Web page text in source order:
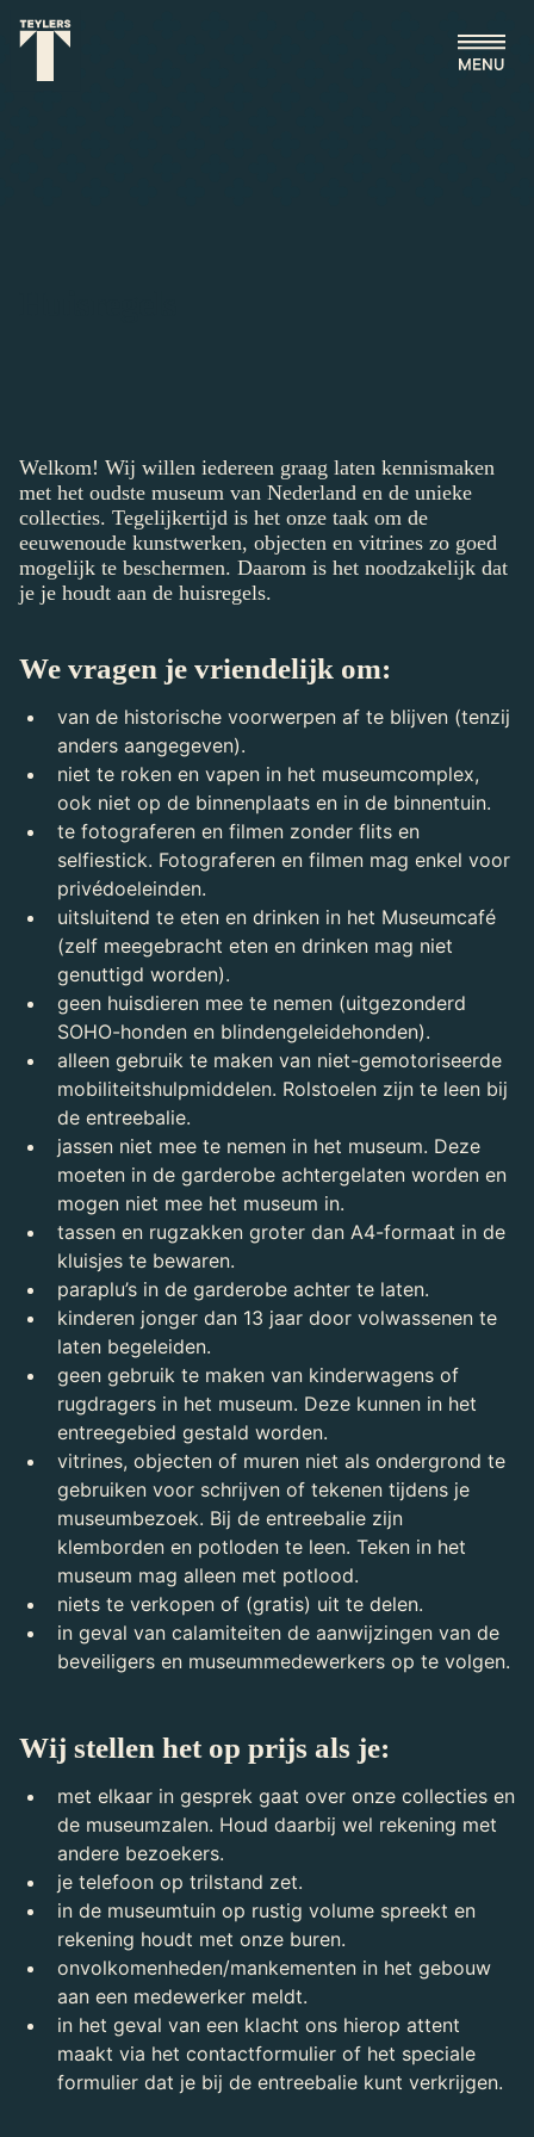
Welkom! Wij willen iedereen graag laten kennismaken
met het oudste museum van Nederland en de unieke
collecties. Tegelijkertijd is het onze taak om de
eeuwenoude kunstwerken, objecten en vitrines zo goed
mogelijk te beschermen. Daarom is het noodzakelijk dat
je je houdt aan de huisregels.
We vragen je vriendelijk om:
van de historische voorwerpen af te blijven (tenzij
anders aangegeven).
niet te roken en vapen in het museumcomplex,
ook niet op de binnenplaats en in de binnentuin.
te fotograferen en filmen zonder flits en
selfiestick. Fotograferen en filmen mag enkel voor
privédoeleinden.
uitsluitend te eten en drinken in het Museumcafé
(zelf meegebracht eten en drinken mag niet
genuttigd worden).
geen huisdieren mee te nemen (uitgezonderd
SOHO-honden en blindengeleidehonden).
alleen gebruik te maken van niet-gemotoriseerde
mobiliteitshulpmiddelen. Rolstoelen zijn te leen bij
de entreebalie.
jassen niet mee te nemen in het museum. Deze
moeten in de garderobe achtergelaten worden en
mogen niet mee het museum in.
tassen en rugzakken groter dan A4-formaat in de
kluisjes te bewaren.
paraplu’s in de garderobe achter te laten.
kinderen jonger dan 13 jaar door volwassenen te
laten begeleiden.
geen gebruik te maken van kinderwagens of
rugdragers in het museum. Deze kunnen in het
entreegebied gestald worden.
vitrines, objecten of muren niet als ondergrond te
gebruiken voor schrijven of tekenen tijdens je
museumbezoek. Bij de entreebalie zijn
klemborden en potloden te leen. Teken in het
museum mag alleen met potlood.
niets te verkopen of (gratis) uit te delen.
in geval van calamiteiten de aanwijzingen van de
beveiligers en museummedewerkers op te volgen.
Wij stellen het op prijs als je:
met elkaar in gesprek gaat over onze collecties en
de museumzalen. Houd daarbij wel rekening met
andere bezoekers.
je telefoon op trilstand zet.
in de museumtuin op rustig volume spreekt en
rekening houdt met onze buren.
onvolkomenheden/mankementen in het gebouw
aan een medewerker meldt.
in het geval van een klacht ons hierop attent
maakt via het contactformulier of het speciale
formulier dat je bij de entreebalie kunt verkrijgen.